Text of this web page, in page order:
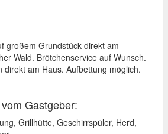
großem Grundstück direkt am
Wald. Brötchenservice auf Wunsch.
direkt am Haus. Aufbettung möglich.
Gastgeber:
Grillhütte, Geschirrspüler, Herd,